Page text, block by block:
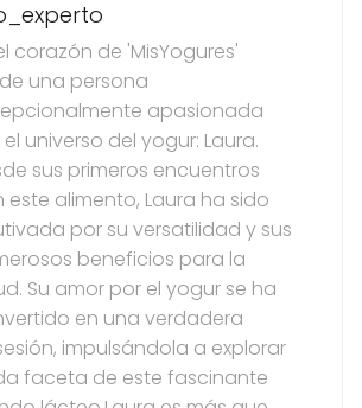
corazón de 'MisYogures'
una persona
apasionada
universo del yogur: Laura.
sus primeros encuentros
este alimento, Laura ha sido
por su versatilidad y sus
beneficios para la
Su amor por el yogur se ha
en una verdadera
impulsándola a explorar
faceta de este fascinante